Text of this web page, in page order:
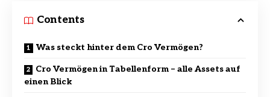
Contents
Was steckt hinter dem Cro Vermögen?
Cro Vermögen in Tabellenform – alle Assets auf
einen Blick